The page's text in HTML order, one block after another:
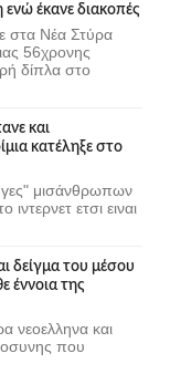
έκανε διακοπές
στα Νέα Στύρα
56χρονης
δίπλα στο
και
κατέληξε στο
μισάνθρωπων
ετσι ειναι
δείγμα του μέσου
έννοια της
νεοελληνα και
που